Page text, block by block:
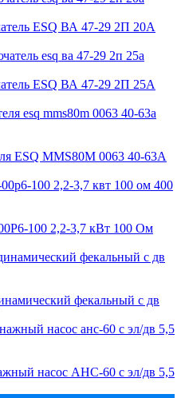
ESQ ВА 47-29 2П 20А
ESQ ВА 47-29 2П 25А
ESQ MMS80M 0063 40-63А
100 2,2-3,7 кВт 100 Ом
фекальный с дв
насос АНС-60 с эл/дв 5,5